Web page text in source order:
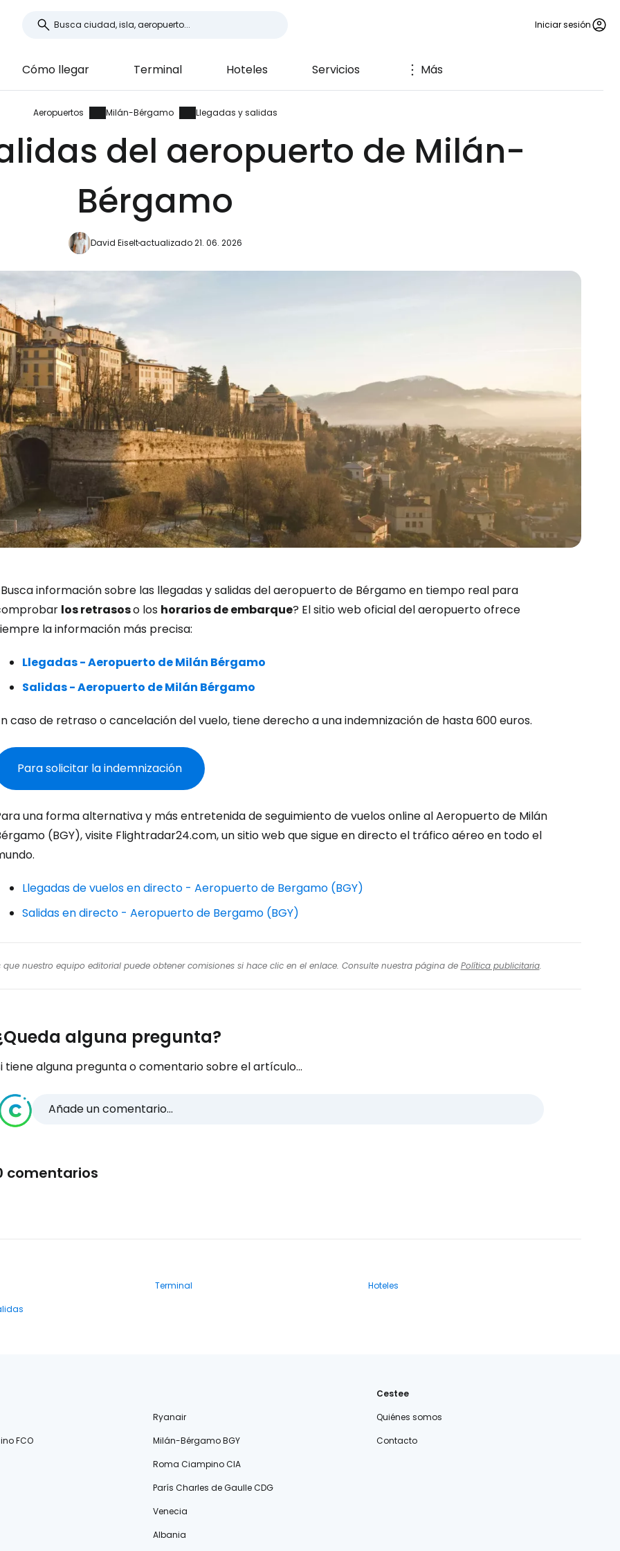
Iniciar sesión
Cómo llegar Terminal Hoteles Servicios Más
Aeropuertos Milán-Bérgamo Llegadas y salidas
del aeropuerto de Milán-
Bérgamo
David Eiseltactualizado 21. 06. 2026
información sobre las llegadas y salidas del aeropuerto de Bérgamo en tiempo real para
los retrasoso los horarios de embarque? El sitio web oficial del aeropuerto ofrece
la información más precisa:
Llegadas - Aeropuerto de Milán Bérgamo
Salidas - Aeropuerto de Milán Bérgamo
caso de retraso o cancelación del vuelo, tiene derecho a una indemnización de hasta 600 euros.
Para solicitar la indemnización
una forma alternativa y más entretenida de seguimiento de vuelos online al Aeropuerto de Milán
(BGY), visite Flightradar24.com, un sitio web que sigue en directo el tráfico aéreo en todo el
Llegadas de vuelos en directo - Aeropuerto de Bergamo (BGY)
Salidas en directo - Aeropuerto de Bergamo (BGY)
nuestro equipo editorial puede obtener comisiones si hace clic en el enlace. Consulte nuestra página de Política publicitaria.
alguna pregunta?
tiene alguna pregunta o comentario sobre el artículo...
Añade un comentario...
comentarios
Terminal
Hoteles
Ryanair
FCO
Milán-Bérgamo BGY
Roma Ciampino CIA
París Charles de Gaulle CDG
Venecia
Albania
Cestee
Quiénes somos
Contacto
Iniciar sesión en Cestee
... la comunidad mundial de viajeros
Continuar con Facebook